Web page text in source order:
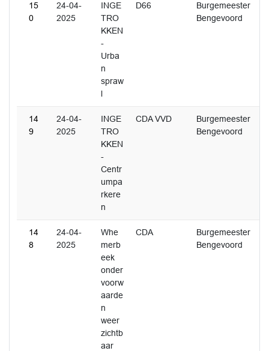
15
0
24-04-
2025
INGE
TRO
KKEN
-
Urba
n
spraw
l
D66
Burgemeester
Bengevoord
14
9
24-04-
2025
INGE
TRO
KKEN
-
Centr
umpa
rkere
n
CDA VVD
Burgemeester
Bengevoord
14
8
24-04-
2025
Whe
merb
eek
onder
voorw
aarde
n
weer
zichtb
aar
CDA
Burgemeester
Bengevoord